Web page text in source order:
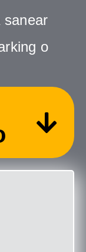
sanear
o